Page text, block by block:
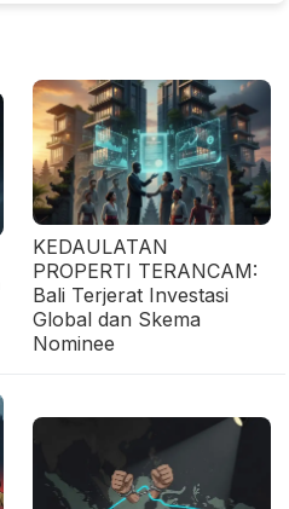
KEDAULATAN
PROPERTI TERANCAM:
Bali Terjerat Investasi
Global dan Skema
Nominee